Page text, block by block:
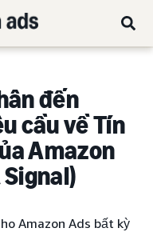
đến
cầu về Tín
Amazon
Amazon Ads bất kỳ